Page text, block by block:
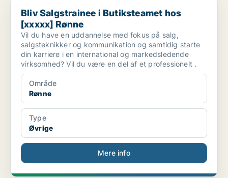
Bliv Salgstrainee i Butiksteamet hos [xxxxx] Rønne
Bliv Salgstrainee i Butiksteamet hos
[xxxxx] Rønne
Vil du have en uddannelse med fokus på salg,
salgsteknikker og kommunikation og samtidig starte
din karriere i en international og markedsledende
virksomhed? Vil du være en del af et professionelt .
Område
Rønne
Type
Øvrige
Mere info